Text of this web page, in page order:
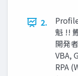
2.
魁 !!
開発
VBA,
RPA